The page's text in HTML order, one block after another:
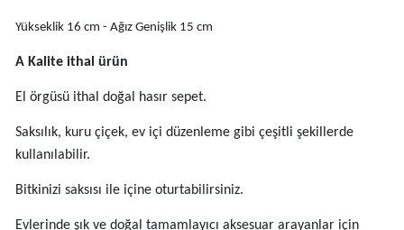
Yükseklik 16 cm - Ağız Genişlik 15 cm
A Kalite ithal ürün
El örgüsü ithal doğal hasır sepet.
Saksılık, kuru çiçek, ev içi düzenleme gibi çeşitli şekillerde
kullanılabilir.
Bitkinizi saksısı ile içine oturtabilirsiniz.
Evlerinde şık ve doğal tamamlayıcı aksesuar arayanlar için